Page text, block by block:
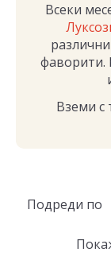
Всеки
фаворити.
Вземи с
Подреди по